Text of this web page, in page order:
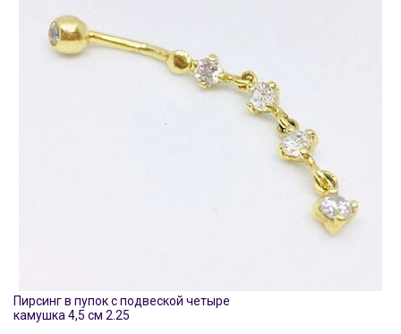
Пирсинг в пупок с подвеской четыре
камушка 4,5 см 2.25